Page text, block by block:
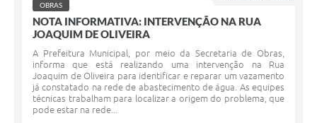
OBRAS
NOTA INFORMATIVA: INTERVENÇÃO NA RUA
JOAQUIM DE OLIVEIRA
A Prefeitura Municipal, por meio da Secretaria de Obras,
informa que está realizando uma intervenção na Rua
Joaquim de Oliveira para identificar e reparar um vazamento
já constatado na rede de abastecimento de água. As equipes
técnicas trabalham para localizar a origem do problema, que
pode estar na rede...